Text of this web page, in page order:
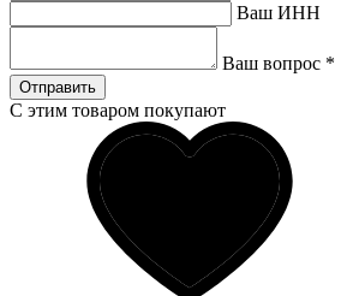
Ваш ИНН
Ваш вопрос *
Отправить
С этим товаром покупают